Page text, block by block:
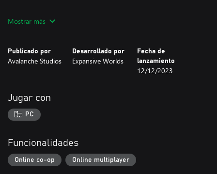
todas las armas, tiendas de campaña y escondites de caza del
Mostrar más
Publicado por
Avalanche Studios
Desarrollado por
Expansive Worlds
Fecha de
lanzamiento
12/12/2023
Jugar con
PC
Funcionalidades
Online co-op Online multiplayer